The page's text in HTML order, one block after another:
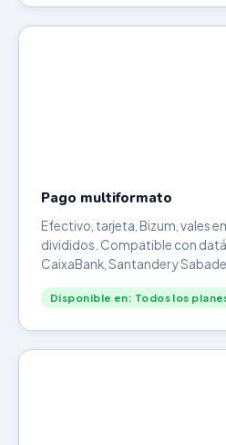
Pago multiformato
Efectivo, tarjeta, Bizum, vales
divididos. Compatible con
CaixaBank, Santander y
Disponible en: Todos los